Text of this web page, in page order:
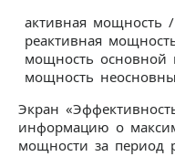
активная мощность /
реактивная
мощность основной
мощность
Экран
информацию о
мощности за период